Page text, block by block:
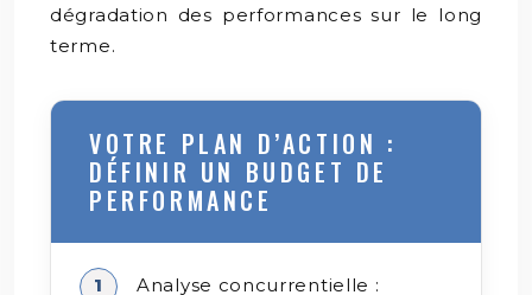
dégradation des performances sur le long
terme.
VOTRE PLAN D’ACTION :
DÉFINIR UN BUDGET DE
PERFORMANCE
Analyse concurrentielle :